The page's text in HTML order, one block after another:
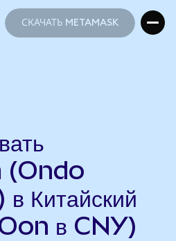
СКАЧАТЬ METAMASK
(Ondo
Китайский
в CNY)